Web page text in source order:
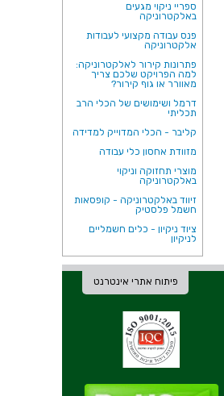
ספריי ניקוי מגעים
באלקטרוניקה
פנס עבודה מקצועי לעבודות
אלקטרוניקה
פתרונות קירור לאלקטרוניקה:
למה הפרויקט שלכם צריך
מאוורר או גוף קירור?
דרמל ושימושים של הכלי הרב
תכליתי
קליבר - הכלי המדוייק למדידה
מזוודת אחסון כלי עבודה
מוצרי תחזוקה וניקוי
באלקטרוניקה
זיווד באלקטרוניקה - קופסאות
חשמל פלסטיק
ציוד ניקיון - כלים חשמליים
לניקיון
פיתוח אתרי אינטרנט